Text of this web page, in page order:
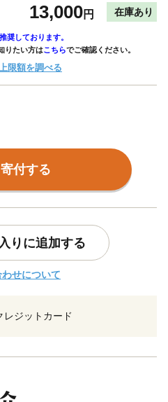
13,000円 在庫あり
奨しております。
りたい方はこちらでご確認ください。
上限額を調べる
寄付する
りに追加する
せについて
レジットカード